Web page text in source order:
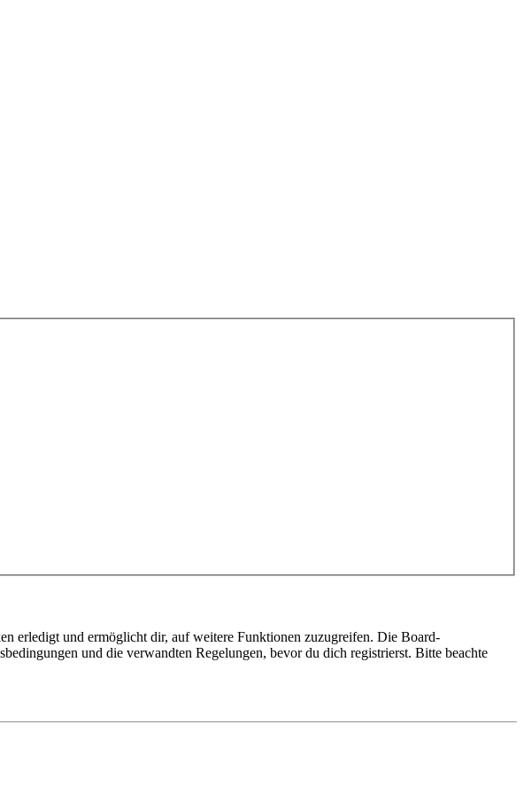
erledigt und ermöglicht dir, auf weitere Funktionen zuzugreifen. Die Board-
und die verwandten Regelungen, bevor du dich registrierst. Bitte beachte